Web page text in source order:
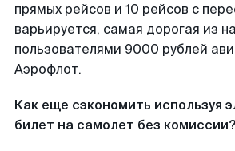
прямых рейсов и 10 рейсов с
варьируется, самая дорогая из
пользователями 9000 рублей
Аэрофлот.
Как еще сэкономить используя
билет на самолет без комиссии?